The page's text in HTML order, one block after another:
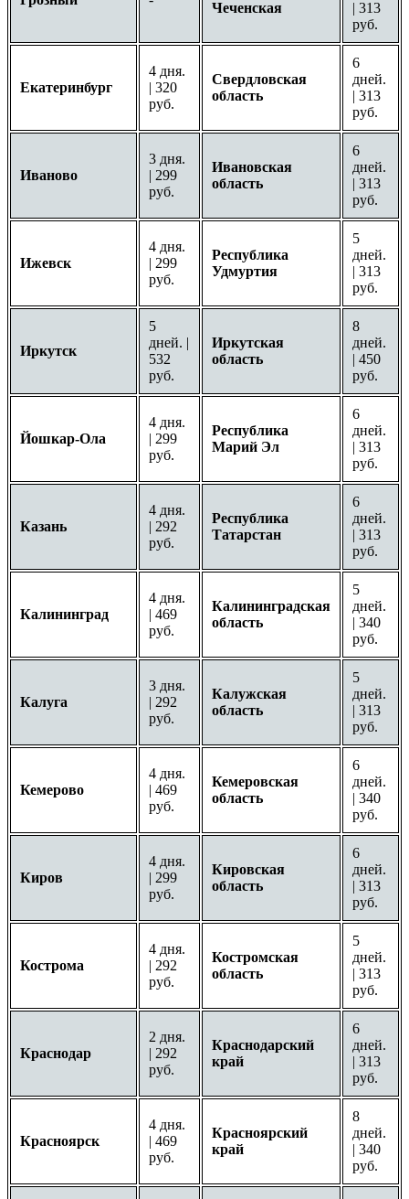
Чеченская
| 313
руб.
Екатеринбург
4 дня.
| 320
руб.
Свердловская
область
6
дней.
| 313
руб.
Иваново
3 дня.
| 299
руб.
Ивановская
область
6
дней.
| 313
руб.
Ижевск
4 дня.
| 299
руб.
Республика
Удмуртия
5
дней.
| 313
руб.
Иркутск
5
дней. |
532
руб.
Иркутская
область
8
дней.
| 450
руб.
Йошкар-Ола
4 дня.
| 299
руб.
Республика
Марий Эл
6
дней.
| 313
руб.
Казань
4 дня.
| 292
руб.
Республика
Татарстан
6
дней.
| 313
руб.
Калининград
4 дня.
| 469
руб.
Калининградская
область
5
дней.
| 340
руб.
Калуга
3 дня.
| 292
руб.
Калужская
область
5
дней.
| 313
руб.
Кемерово
4 дня.
| 469
руб.
Кемеровская
область
6
дней.
| 340
руб.
Киров
4 дня.
| 299
руб.
Кировская
область
6
дней.
| 313
руб.
Кострома
4 дня.
| 292
руб.
Костромская
область
5
дней.
| 313
руб.
Краснодар
2 дня.
| 292
руб.
Краснодарский
край
6
дней.
| 313
руб.
Красноярск
4 дня.
| 469
руб.
Красноярский
край
8
дней.
| 340
руб.